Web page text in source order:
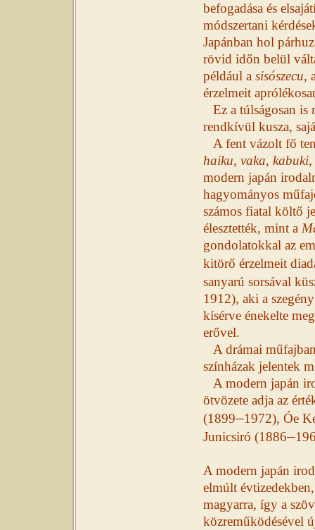
befogadása és
módszertani
Japánban hol
rövid időn belül
például a sisószecu,
érzelmeit
Ez a túlságosan
rendkívül kusza,
A fent vázolt fő
haiku, vaka, kabuki
modern japán
hagyományos
számos fiatal költő
élesztették, mint a
gondolatokkal az
kitörő érzelmeit
sanyarú sorsával
1912), aki a
kísérve énekelte
erővel.
A drámai
színházak jelentek
A modern japán
ötvözete adja az
(1899–1972), Óe
Junicsiró (1886–
A modern japán
elmúlt
magyarra, így a
közreműködésével